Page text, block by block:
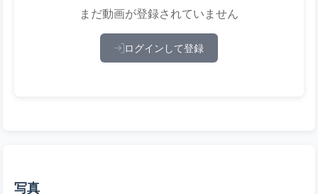
まだ動画が登録されていません
ログインして登録
写真